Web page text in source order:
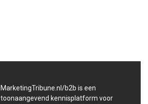
MarketingTribune.nl/b2b is een
toonaangevend kennisplatform voor